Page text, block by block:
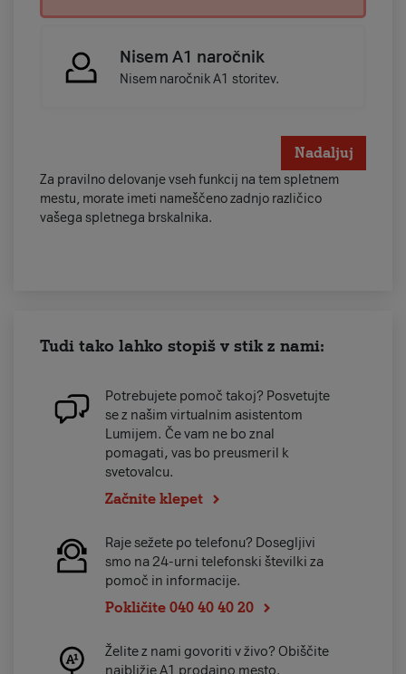
Nisem A1 naročnik
Nisem naročnik A1 storitev.
Nadaljuj
Za pravilno delovanje vseh funkcij na tem spletnem
mestu, morate imeti nameščeno zadnjo različico
vašega spletnega brskalnika.
Tudi tako lahko stopiš v stik z nami:
Potrebujete pomoč takoj? Posvetujte
se z našim virtualnim asistentom
Lumijem. Če vam ne bo znal
pomagati, vas bo preusmeril k
svetovalcu.
Začnite klepet
Raje sežete po telefonu? Dosegljivi
smo na 24-urni telefonski številki za
pomoč in informacije.
Pokličite 040 40 40 20
Želite z nami govoriti v živo? Obiščite
najbližje A1 prodajno mesto.